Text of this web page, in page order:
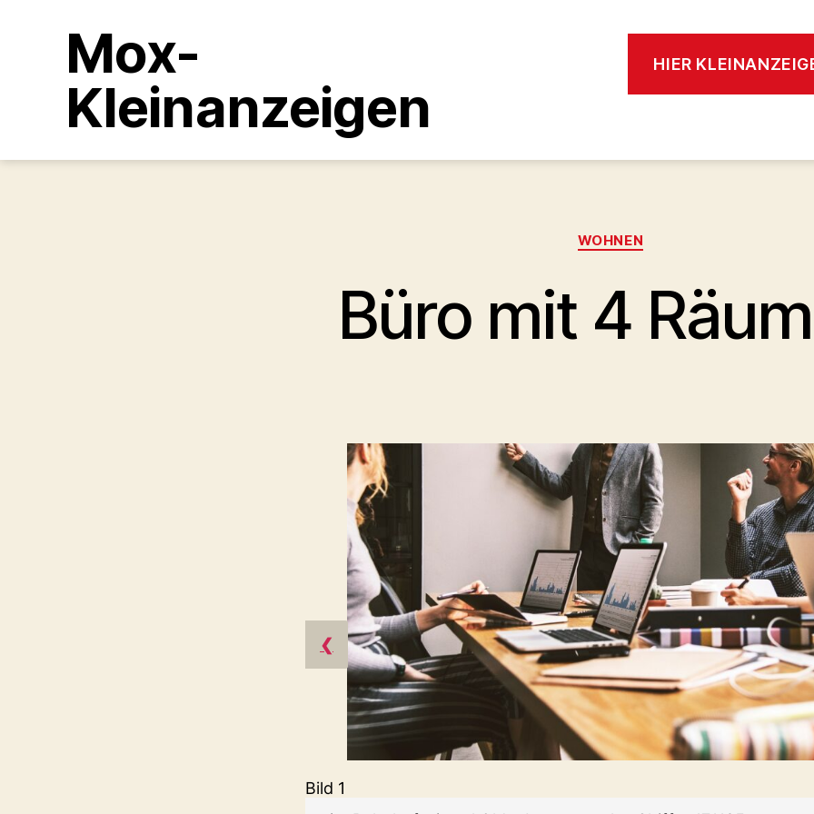
Mox-
Kleinanzeigen
HIER
Kategorien
WOHNEN
Büro mit 4
Bild 1
❮